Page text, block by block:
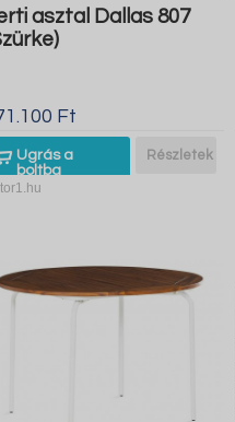
asztal Dallas 807
Ft
Ugrás a
boltba
Részletek